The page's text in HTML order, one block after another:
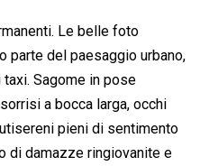
Le belle foto
parte del paesaggio urbano,
Sagome in pose
a bocca larga, occhi
pieni di sentimento
di damazze ringiovanite e